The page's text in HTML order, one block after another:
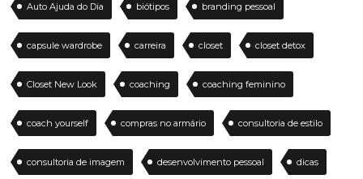
Auto Ajuda do Dia biótipos branding pessoal
capsule wardrobe carreira closet closet detox
Closet New Look coaching coaching feminino
coach yourself compras no armário consultoria de estilo
consultoria de imagem desenvolvimento pessoal dicas